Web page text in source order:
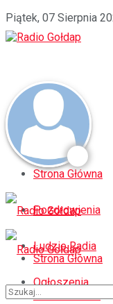
Piątek, 07 Sierpnia
Strona Główna
Pozdrowienia
Ludzie Radia
Ogłoszenia
Strona Główna
Pozdrowienia